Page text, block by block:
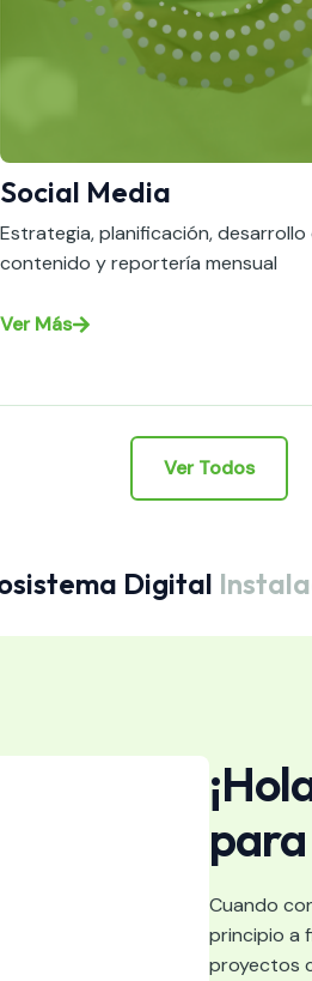
Social Media
Estrategia, planificación, desarrollo
contenido y reportería mensual
Ver Más
Ver Todos
Digital
Cuando
principio a
proyectos